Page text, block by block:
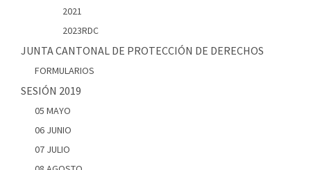
2021
2023RDC
JUNTA CANTONAL DE PROTECCIÓN DE DERECHOS
FORMULARIOS
SESIÓN 2019
05 MAYO
06 JUNIO
07 JULIO